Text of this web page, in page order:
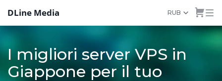
DLine Media RUB
I migliori server VPS in
Giappone per il tuo